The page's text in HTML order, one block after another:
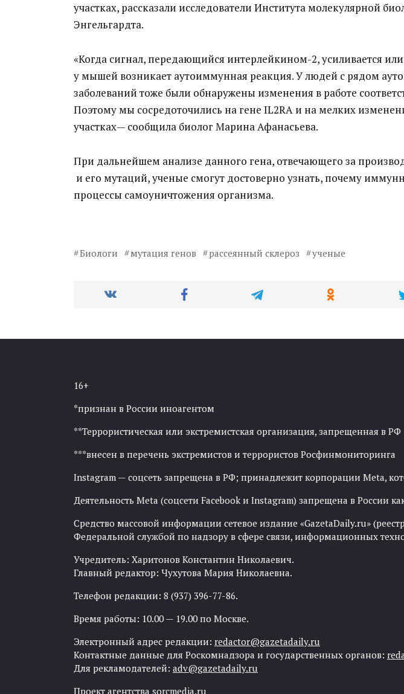
участках, рассказали исследователи Института молекулярной
Энгельгардта.
«Когда сигнал, передающийся интерлейкином-2, усиливается
у мышей возникает аутоиммунная реакция. У людей с рядом
заболеваний тоже были обнаружены изменения в работе
Поэтому мы сосредоточились на гене IL2RA и на мелких
участках— сообщила биолог Марина Афанасьева.
При дальнейшем анализе данного гена, отвечающего за
и его мутаций, ученые смогут достоверно узнать, почему
процессы самоуничтожения организма.
Биологи мутация генов рассеянный склероз ученые
16+
*признан в России иноагентом
**Террористическая или экстремистская организация, запрещенная в РФ
***внесен в перечень экстремистов и террористов Росфинмониторинга
Instagram — соцсеть запрещена в РФ; принадлежит корпорации Meta,
Деятельность Meta (соцсети Facebook и Instagram) запрещена в России
Средство массовой информации сетевое издание «GazetaDaily.ru»
Федеральной службой по надзору в сфере связи, информационных
Учредитель: Харитонов Константин Николаевич.
Главный редактор: Чухутова Мария Николаевна.
Телефон редакции: 8 (937) 396-77-86.
Время работы: 10.00 — 19.00 по Москве.
Электронный адрес редакции: redactor@gazetadaily.ru
Контактные данные для Роскомнадзора и государственных органов:
Для рекламодателей: adv@gazetadaily.ru
Проект агентства sorcmedia.ru